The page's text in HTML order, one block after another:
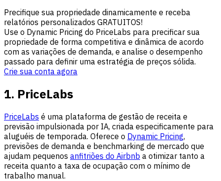
Precifique sua propriedade dinamicamente e receba
relatórios personalizados GRATUITOS!
Use o Dynamic Pricing do PriceLabs para precificar sua
propriedade de forma competitiva e dinâmica de acordo
com as variações de demanda, e analise o desempenho
passado para definir uma estratégia de preços sólida.
Crie sua conta agora
1. PriceLabs
PriceLabs é uma plataforma de gestão de receita e
previsão impulsionada por IA, criada especificamente para
aluguéis de temporada. Oferece o Dynamic Pricing,
previsões de demanda e benchmarking de mercado que
ajudam pequenos anfitriões do Airbnb a otimizar tanto a
receita quanto a taxa de ocupação com o mínimo de
trabalho manual.